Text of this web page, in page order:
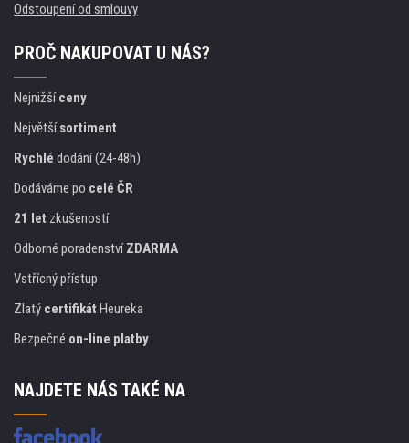
Odstoupení od smlouvy
PROČ NAKUPOVAT U NÁS?
Nejnižšíceny
Největšísortiment
Rychlé dodání (24-48h)
Dodáváme po celé ČR
21 let zkušeností
Odborné poradenstvíZDARMA
Vstřícný přístup
Zlatý certifikát Heureka
Bezpečné on-line platby
NAJDETE NÁS TAKÉ NA